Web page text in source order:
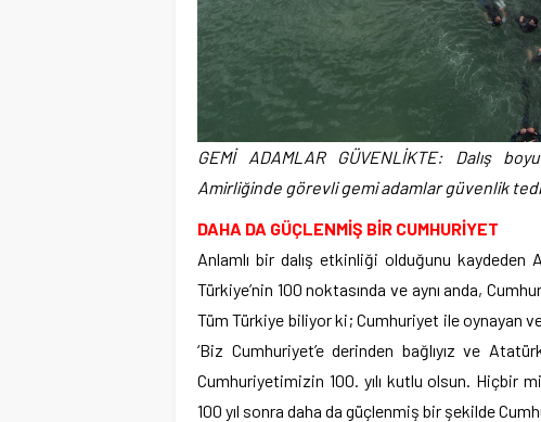
GEMİ ADAMLAR GÜVENLİKTE: Dalış
Amirliğinde görevli gemi adamlar güvenlik
DAHA DA GÜÇLENMİŞ BİR CUMHURİYET
Anlamlı bir dalış etkinliği olduğunu kaydeden
Türkiye’nin 100 noktasında ve aynı anda,
Tüm Türkiye biliyor ki; Cumhuriyet ile oynayan
‘Biz Cumhuriyet’e derinden bağlıyız ve
Cumhuriyetimizin 100. yılı kutlu olsun. Hiçbir
100 yıl sonra daha da güçlenmiş bir şekilde